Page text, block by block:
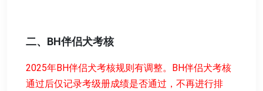
二、BH伴侣犬考核
2025年BH伴侣犬考核规则有调整。BH伴侣犬考核
通过后仅记录考级册成绩是否通过，不再进行排